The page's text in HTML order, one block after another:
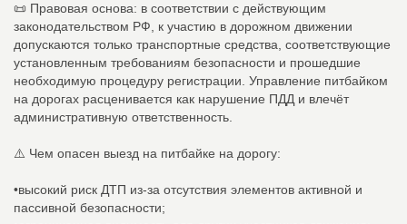
📜 Правовая основа: в соответствии с действующим
законодательством РФ, к участию в дорожном движении
допускаются только транспортные средства, соответствующие
установленным требованиям безопасности и прошедшие
необходимую процедуру регистрации. Управление питбайком
на дорогах расценивается как нарушение ПДД и влечёт
административную ответственность.
⚠️ Чем опасен выезд на питбайке на дорогу:
•высокий риск ДТП из‑за отсутствия элементов активной и
пассивной безопасности;